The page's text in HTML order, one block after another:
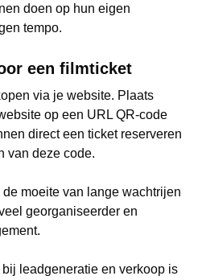
doen op hun eigen
tempo.
een filmticket
via je website. Plaats
op een URL QR-code
direct een ticket reserveren
van deze code.
moeite van lange wachtrijen
georganiseerder en
leadgeneratie en verkoop is